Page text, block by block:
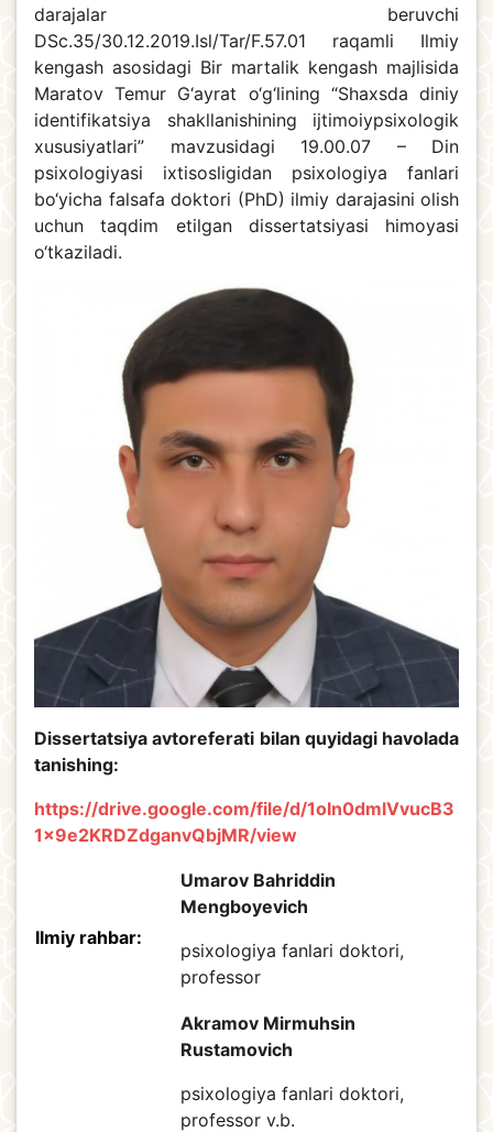
darajalar beruvchi
DSc.35/30.12.2019.Isl/Tar/F.57.01 raqamli Ilmiy
kengash asosidagi Bir martalik kengash majlisida
Maratov Temur G‘ayrat o‘g‘lining “Shaxsda diniy
identifikatsiya shakllanishining ijtimoiy­psixologik
xususiyatlari” mavzusidagi 19.00.07 – Din
psixologiyasi ixtisosligidan psixologiya fanlari
bo‘yicha falsafa doktori (PhD) ilmiy darajasini olish
uchun taqdim etilgan dissertatsiyasi himoyasi
o‘tkaziladi.
Dissertatsiya avtoreferati bilan quyidagi havolada
tanishing:
https://drive.google.com/file/d/1oIn0dmlVvucB3
1x9e2KRDZdganvQbjMR/view
Ilmiy rahbar:
Umarov Bahriddin
Mengboyevich
psixologiya fanlari doktori,
professor
Akramov Mirmuhsin
Rustamovich
psixologiya fanlari doktori,
professor v.b.